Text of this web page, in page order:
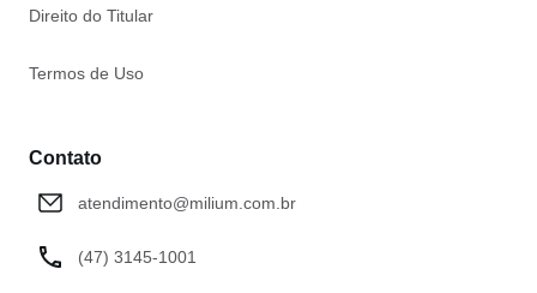
Direito do Titular
Termos de Uso
Contato
atendimento@milium.com.br
(47) 3145-1001